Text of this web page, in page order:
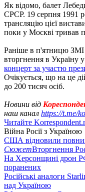
Як відомо, балет
СРСР. 19 серпня 1991
трансляцію цієї
поки у Москві тривав
Раніше в п'ятницю
вторгнення в Україну
концерт за участю
Очікується, що на це
до 200 тисяч осіб.
Новини від
наш канал https://t.me/
Читайте
Війна Росії з Україною
США відновили
СюжетВторгнення
На Херсонщині дрон
поранених
Російські аналоги
над Україною